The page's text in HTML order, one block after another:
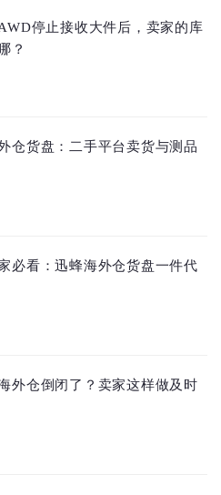
停止接收大件后，卖家的库
？
仓货盘：二手平台卖货与测品
必看：迅蜂海外仓货盘一件代
外仓倒闭了？卖家这样做及时